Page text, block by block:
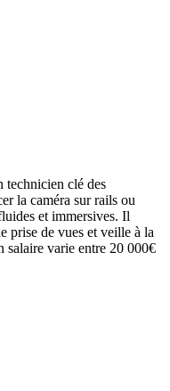
technicien clé des
la caméra sur rails ou
et immersives. Il
prise de vues et veille à la
salaire varie entre 20 000€